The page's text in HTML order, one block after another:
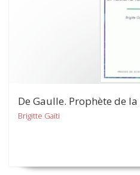
De Gaulle. Prophète de
Brigitte Gaïti